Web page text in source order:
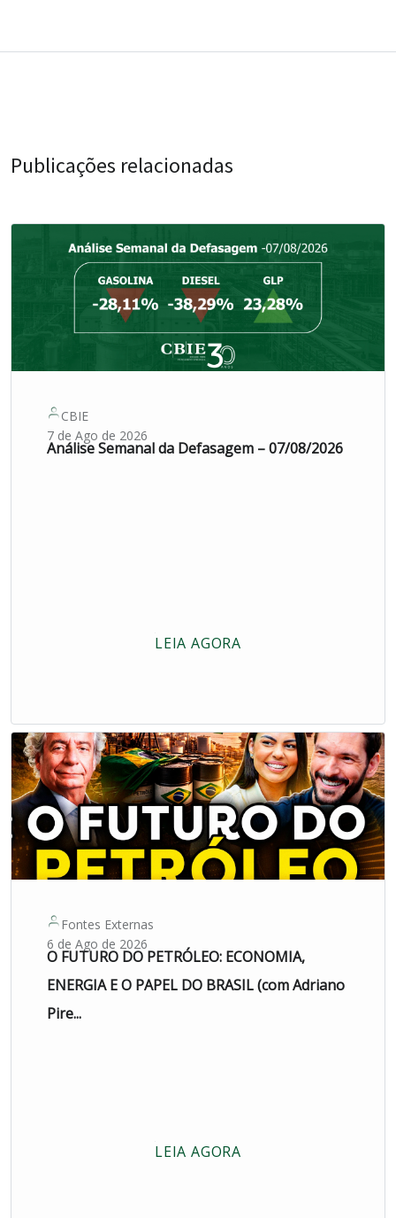
Publicações relacionadas
CBIE
7 de Ago de 2026
Análise Semanal da Defasagem – 07/08/2026
LEIA AGORA
Fontes Externas
6 de Ago de 2026
O FUTURO DO PETRÓLEO: ECONOMIA,
ENERGIA E O PAPEL DO BRASIL (com Adriano
Pire...
LEIA AGORA